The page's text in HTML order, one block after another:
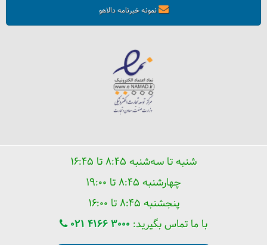
نمونه خبرنامه دالاهو
شنبه تا سه‌شنبه ۸:۴۵ تا ۱۶:۴۵
چهارشنبه ۸:۴۵ تا ۱۹:۰۰
پنجشنبه ۸:۴۵ تا ۱۶:۰۰
با ما تماس بگیرید: 021 4166 3000